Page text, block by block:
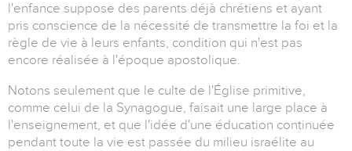
l'enfance suppose des parents déjà chrétiens et ayant
pris conscience de la nécessité de transmettre la foi et la
règle de vie à leurs enfants, condition qui n'est pas
encore réalisée à l'époque apostolique.
Notons seulement que le culte de l'Église primitive,
comme celui de la Synagogue, faisait une large place à
l'enseignement, et que l'idée d'une éducation continuée
pendant toute la vie est passée du milieu israélite au